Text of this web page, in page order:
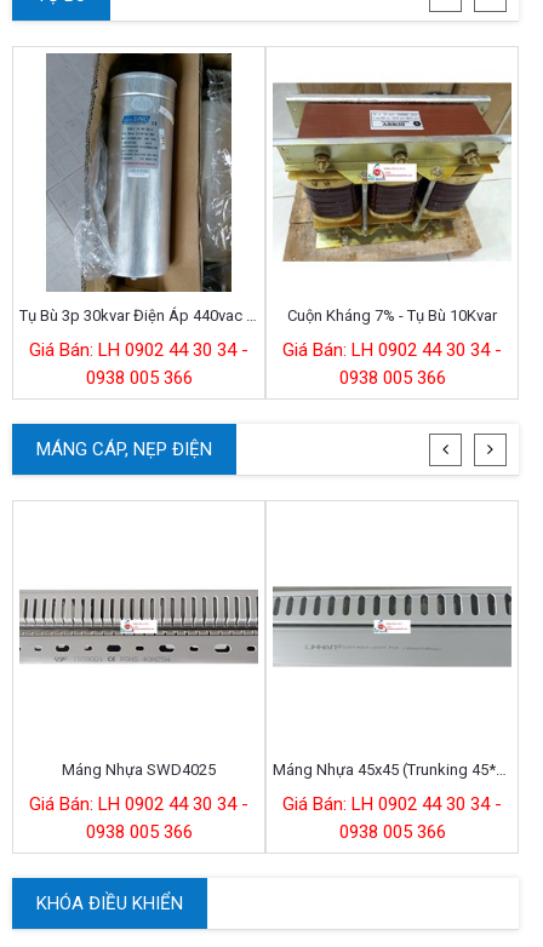
Giá Bán: LH 0902 44 30 34 -
0938 005 366
Cuộn Kháng 7% - Tụ Bù 10Kvar
Giá Bán: LH 0902 44 30 34 -
0938 005 366
MÁNG CÁP, NẸP ĐIỆN
Máng Nhựa SWD4025
Giá Bán: LH 0902 44 30 34 -
0938 005 366
Giá Bán: LH 0902 44 30 34 -
0938 005 366
KHÓA ĐIỀU KHIỂN